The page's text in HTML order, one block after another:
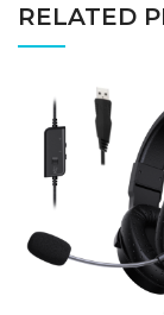
RELATED